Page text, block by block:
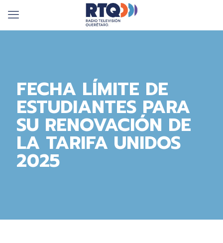
FECHA LÍMITE DE
ESTUDIANTES PARA
SU RENOVACIÓN DE
LA TARIFA UNIDOS
2025